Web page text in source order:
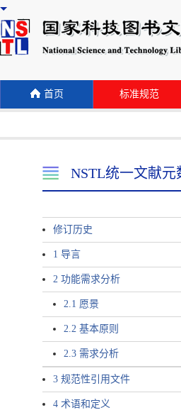
首页 标准规范
NSTL统一文献元
修订历史
1 导言
2 功能需求分析
2.1 愿景
2.2 基本原则
2.3 需求分析
3 规范性引用文件
4 术语和定义